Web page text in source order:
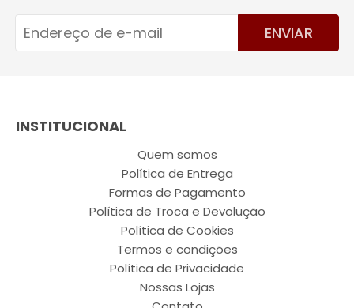
ENVIAR
INSTITUCIONAL
Quem somos
Política de Entrega
Formas de Pagamento
Política de Troca e Devolução
Política de Cookies
Termos e condições
Política de Privacidade
Nossas Lojas